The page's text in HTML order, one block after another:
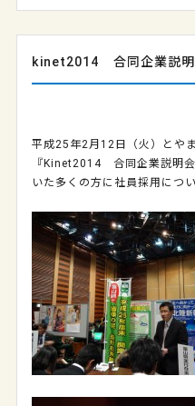
kinet2014 合同企業説明
平成25年2月12日（火）とや
『Kinet2014 合同企業説明
いた多くの方に社員採用につ